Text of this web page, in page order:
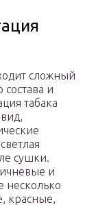
сложный
и
табака
сушки.
и
несколько
красные,